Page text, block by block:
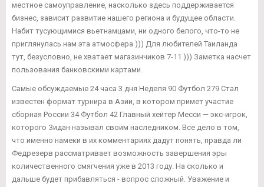
местное самоуправление, насколько здесь поддерживается
бизнес, зависит развитие нашего региона и будущее области.
Набит тусующимися вьетнамцами, ни одного белого, что-то не
приглянулась нам эта атмосфера ))) Для любителей Таиланда
тут, безусловно, не хватает магазинчиков 7-11 ))) Заметка насчет
пользования банковскими картами.
Самые обсуждаемые 24 часа 3 дня Неделя 90 Футбол 279 Стал
известен формат турнира в Азии, в котором примет участие
сборная России 34 Футбол 42 Главный хейтер Месси — экс-игрок,
которого Зидан называл своим наследником. Все дело в том,
что именно намеки в их комментариях дадут понять, правда ли
Федрезерв рассматривает возможность завершения эры
количественного смягчения уже в 2013 году. На сколько и
дальше будет прибавляться - вопрос сложный. Уважение и